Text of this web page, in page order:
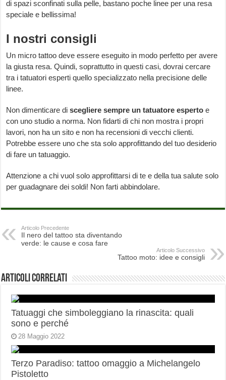
di spazi sconfinati sulla pelle, bastano poche linee per una resa
speciale e bellissima!
I nostri consigli
Un micro tattoo deve essere eseguito in modo perfetto per avere
la giusta resa. Quindi, soprattutto in questi casi, dovrai cercare
tra i tatuatori esperti quello specializzato nella precisione delle
linee.
Non dimenticare discegliere sempre un tatuatore esperto e
con uno studio a norma. Non fidarti di chi non mostra i propri
lavori, non ha un sito e non ha recensioni di vecchi clienti.
Potrebbe essere uno che sta solo approfittando del tuo desiderio
di fare un tatuaggio.
Attenzione a chi vuol solo approfittarsi di te e della tua salute solo
per guadagnare dei soldi! Non farti abbindolare.
Articolo Precedente
Il nero del tattoo sta diventando
verde: le cause e cosa fare
Articolo Successivo
Tattoo moto: idee e consigli
Articoli correlati
Tatuaggi che simboleggiano la rinascita: quali
sono e perché
28 Maggio 2022
Terzo Paradiso: tattoo omaggio a Michelangelo
Pistoletto